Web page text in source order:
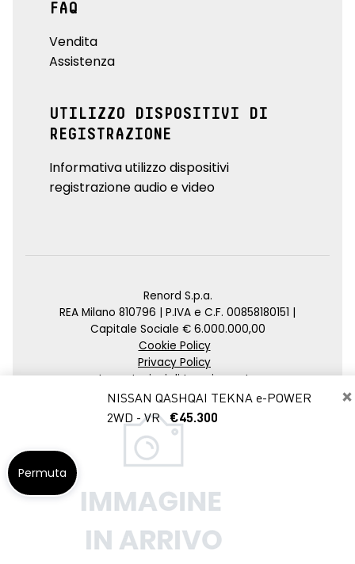
×
NISSAN QASHQAI TEKNA e-POWER
2WD - VR
€45.300
FAQ
Vendita
Assistenza
UTILIZZO DISPOSITIVI DI
REGISTRAZIONE
Informativa utilizzo dispositivi
registrazione audio e video
Renord S.p.a.
REA Milano 810796 | P.IVA e C.F. 00858180151 |
Capitale Sociale € 6.000.000,00
Cookie Policy
Privacy Policy
Impostazioni di tracciamento
Credits
Agenzia SEO
Permuta